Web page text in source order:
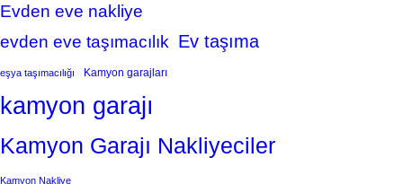
Evden eve nakliye
evden eve taşımacılık Ev taşıma
eşya taşımacılığı Kamyon garajları
kamyon garajı
Kamyon Garajı Nakliyeciler
Kamyon Nakliye